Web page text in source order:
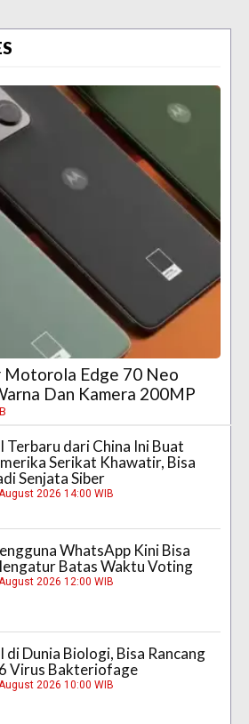
Motorola Edge 70 Neo
Dan Kamera 200MP
Terbaru dari China Ini Buat
Serikat Khawatir, Bisa
Senjata Siber
2026 14:00 WIB
WhatsApp Kini Bisa
Batas Waktu Voting
2026 12:00 WIB
di Dunia Biologi, Bisa Rancang
Virus Bakteriofage
2026 10:00 WIB